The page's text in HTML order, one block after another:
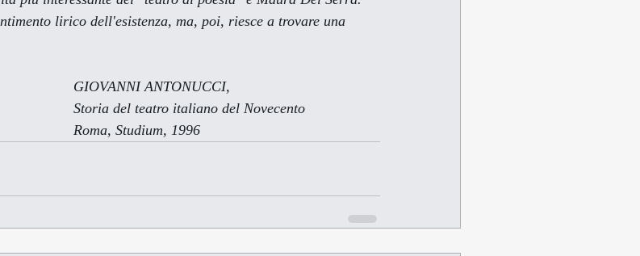
lirico dell'esistenza, ma, poi, riesce a trovare una
                                                                        GIOVANNI ANTONUCCI,
                                                                        Storia del teatro italiano del Novecento
                                                                        Roma, Studium, 1996